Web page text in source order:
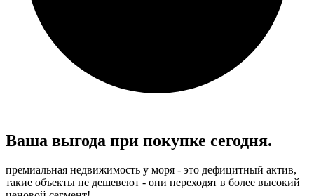
Ваша выгода при покупке сегодня.
премиальная недвижимость у моря - это дефицитный актив,
такие объекты не дешевеют - они переходят в более высокий